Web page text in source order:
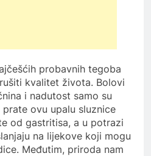
probavnih tegoba
kvalitet života. Bolovi
i nadutost samo su
ovu upalu sluznice
od gastritisa, a u potrazi
na lijekove koji mogu
Međutim, priroda nam